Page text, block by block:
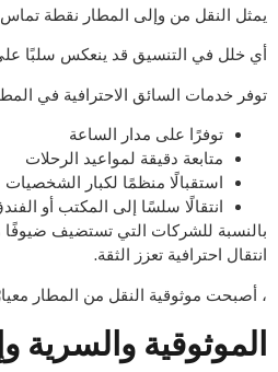
يمثل النقل من وإلى المطار نقطة
أي خلل في التنسيق قد ينعكس سلبًا
توفر خدمات السائق الاحترافية في
توفرًا على مدار الساعة
متابعة دقيقة لمواعيد الرحلات
استقبالًا منظمًا لكبار الشخصيات
انتقالًا سلسًا إلى المكتب أو
بالنسبة للشركات التي تستضيف
انتقال احترافية تعزز الثقة.
، أصبحت موثوقية النقل من المطار
الموثوقية والسرية